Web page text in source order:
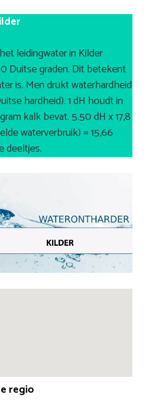
leidingwater in Kilder
Duitse graden. Dit betekent
is. Men drukt waterhardheid
hardheid). 1 dH houdt in
kalk bevat. 5.50 dH x 17,8
waterverbruik) = 15,66
deeltjes.
regio